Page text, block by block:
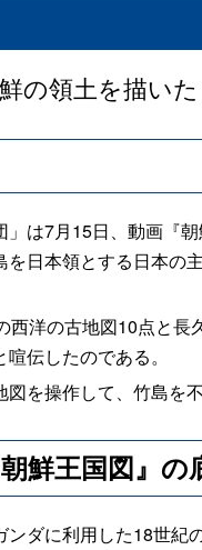
の領土を描いた
は7月15日、動画『
日本領とする日本の
洋の古地図10点と長
伝したのである。
を操作して、竹島を
鮮王国図』の
ダに利用した18世紀